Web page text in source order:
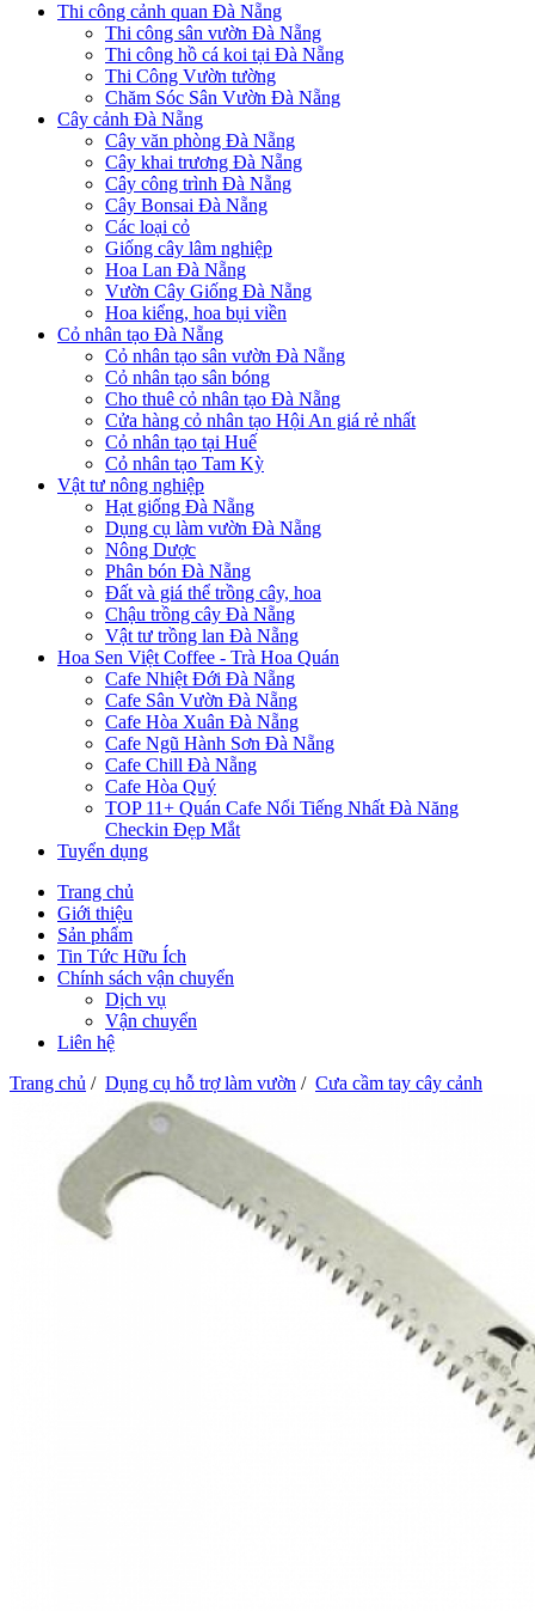
Thi công cảnh quan Đà Nẵng
Thi công sân vườn Đà Nẵng
Thi công hồ cá koi tại Đà Nẵng
Thi Công Vườn tường
Chăm Sóc Sân Vườn Đà Nẵng
Cây cảnh Đà Nẵng
Cây văn phòng Đà Nẵng
Cây khai trương Đà Nẵng
Cây công trình Đà Nẵng
Cây Bonsai Đà Nẵng
Các loại cỏ
Giống cây lâm nghiệp
Hoa Lan Đà Nẵng
Vườn Cây Giống Đà Nẵng
Hoa kiểng, hoa bụi viền
Cỏ nhân tạo Đà Nẵng
Cỏ nhân tạo sân vườn Đà Nẵng
Cỏ nhân tạo sân bóng
Cho thuê cỏ nhân tạo Đà Nẵng
Cửa hàng cỏ nhân tạo Hội An giá rẻ nhất
Cỏ nhân tạo tại Huế
Cỏ nhân tạo Tam Kỳ
Vật tư nông nghiệp
Hạt giống Đà Nẵng
Dụng cụ làm vườn Đà Nẵng
Nông Dược
Phân bón Đà Nẵng
Đất và giá thể trồng cây, hoa
Chậu trồng cây Đà Nẵng
Vật tư trồng lan Đà Nẵng
Hoa Sen Việt Coffee - Trà Hoa Quán
Cafe Nhiệt Đới Đà Nẵng
Cafe Sân Vườn Đà Nẵng
Cafe Hòa Xuân Đà Nẵng
Cafe Ngũ Hành Sơn Đà Nẵng
Cafe Chill Đà Nẵng
Cafe Hòa Quý
TOP 11+ Quán Cafe Nổi Tiếng Nhất Đà Năng
Checkin Đẹp Mắt
Tuyển dụng
Trang chủ
Giới thiệu
Sản phẩm
Tin Tức Hữu Ích
Chính sách vận chuyển
Dịch vụ
Vận chuyển
Liên hệ
Trang chủ / Dụng cụ hỗ trợ làm vườn / Cưa cầm tay cây cảnh